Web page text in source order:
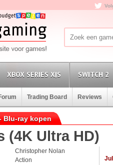
XBOX SERIES X|S SWITCH 2
Trading Board Reviews
Blu-ray kopen
(4K Ultra HD)
Christopher Nolan
Action